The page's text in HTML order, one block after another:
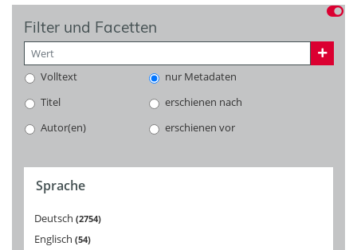
Filter und Facetten
Volltext
nur Metadaten
Titel
erschienen nach
Autor(en)
erschienen vor
Sprache
Deutsch 2754
Englisch 54